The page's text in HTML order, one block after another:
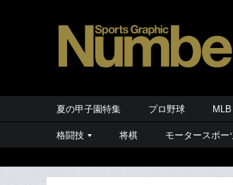
夏の甲子園特集 プロ野球 MLB
格闘技 将棋 モータースポー